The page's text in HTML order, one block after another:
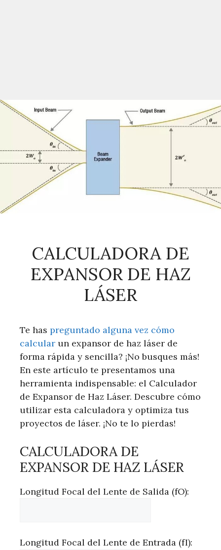
CALCULADORA DE
EXPANSOR DE HAZ
LÁSER
Te has preguntado alguna vez cómo
calcular un expansor de haz láser de
forma rápida y sencilla? ¡No busques más!
En este artículo te presentamos una
herramienta indispensable: el Calculador
de Expansor de Haz Láser. Descubre cómo
utilizar esta calculadora y optimiza tus
proyectos de láser. ¡No te lo pierdas!
CALCULADORA DE
EXPANSOR DE HAZ LÁSER
Longitud Focal del Lente de Salida (fO):
Longitud Focal del Lente de Entrada (fI):